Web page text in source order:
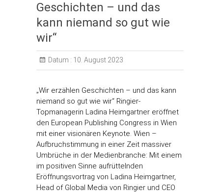
Geschichten – und das
kann niemand so gut wie
wir“
Datum : 10. August 2023
„Wir erzählen Geschichten – und das kann
niemand so gut wie wir“ Ringier-
Topmanagerin Ladina Heimgartner eröffnet
den European Publishing Congress in Wien
mit einer visionären Keynote. Wien –
Aufbruchstimmung in einer Zeit massiver
Umbrüche in der Medienbranche: Mit einem
im positiven Sinne aufrüttelnden
Eröffnungsvortrag von Ladina Heimgartner,
Head of Global Media von Ringier und CEO